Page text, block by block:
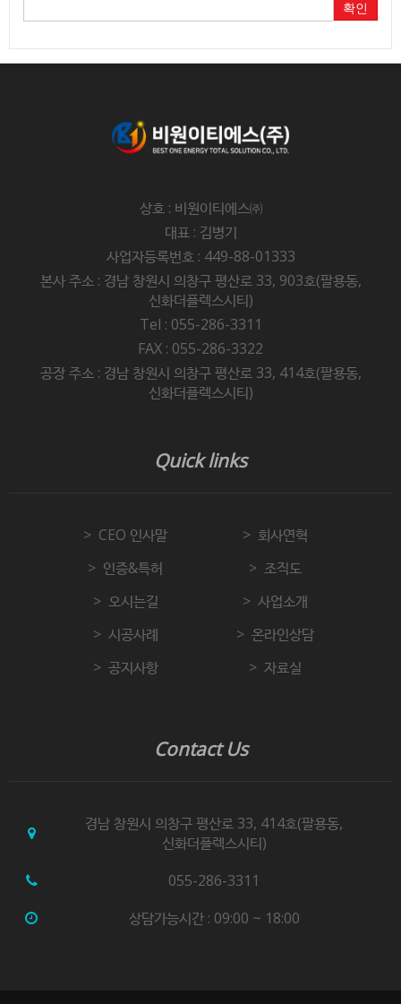
확인
상호 : 비원이티에스㈜
대표 : 김병기
사업자등록번호 : 449-88-01333
본사 주소 : 경남 창원시 의창구 평산로 33, 903호(팔용동,
신화더플렉스시티)
Tel : 055-286-3311
FAX : 055-286-3322
공장 주소 : 경남 창원시 의창구 평산로 33, 414호(팔용동,
신화더플렉스시티)
Quick links
CEO 인사말
회사연혁
인증&특허
조직도
오시는길
사업소개
시공사례
온라인상담
공지사항
자료실
Contact Us
경남 창원시 의창구 평산로 33, 414호(팔용동,
신화더플렉스시티)
055-286-3311
상담가능시간 : 09:00 ~ 18:00